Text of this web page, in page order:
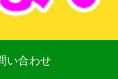
い合わせ